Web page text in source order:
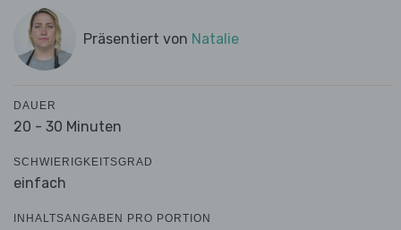
Präsentiert von Natalie
DAUER
20 - 30 Minuten
SCHWIERIGKEITSGRAD
einfach
INHALTSANGABEN PRO PORTION